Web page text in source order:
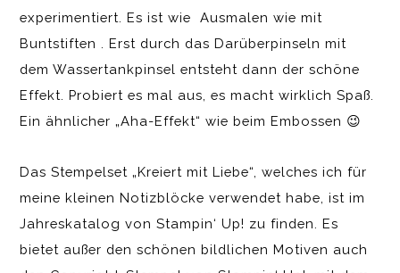
experimentiert. Es ist wie Ausmalen wie mit
Buntstiften . Erst durch das Darüberpinseln mit
dem Wassertankpinsel entsteht dann der schöne
Effekt. Probiert es mal aus, es macht wirklich Spaß.
Ein ähnlicher „Aha-Effekt“ wie beim Embossen 😉
Das Stempelset „Kreiert mit Liebe“, welches ich für
meine kleinen Notizblöcke verwendet habe, ist im
Jahreskatalog von Stampin‘ Up! zu finden. Es
bietet außer den schönen bildlichen Motiven auch